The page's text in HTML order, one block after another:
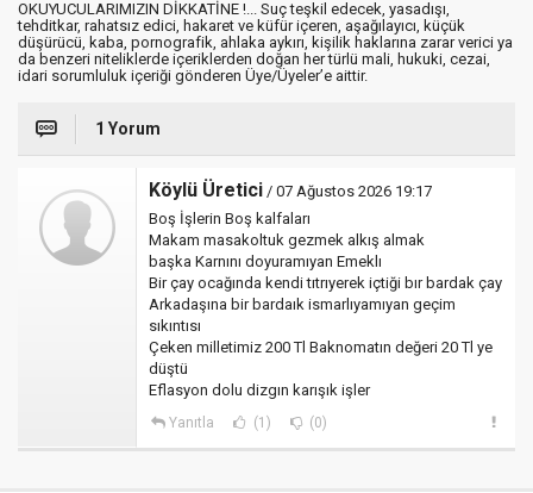
OKUYUCULARIMIZIN DİKKATİNE !... Suç teşkil edecek, yasadışı,
tehditkar, rahatsız edici, hakaret ve küfür içeren, aşağılayıcı, küçük
düşürücü, kaba, pornografik, ahlaka aykırı, kişilik haklarına zarar verici ya
da benzeri niteliklerde içeriklerden doğan her türlü mali, hukuki, cezai,
idari sorumluluk içeriği gönderen Üye/Üyeler’e aittir.
1 Yorum
Köylü Üretici / 07 Ağustos 2026 19:17
Boş İşlerin Boş kalfaları
Makam masakoltuk gezmek alkış almak
başka Karnını doyuramıyan Emeklı
Bir çay ocağında kendi tıtrıyerek içtiği bır bardak çay
Arkadaşına bir bardaık ismarlıyamıyan geçim
sıkıntısı
Çeken milletimiz 200 Tl Baknomatın değeri 20 Tl ye
düştü
Eflasyon dolu dizgın karışık işler
Yanıtla (1) (0)